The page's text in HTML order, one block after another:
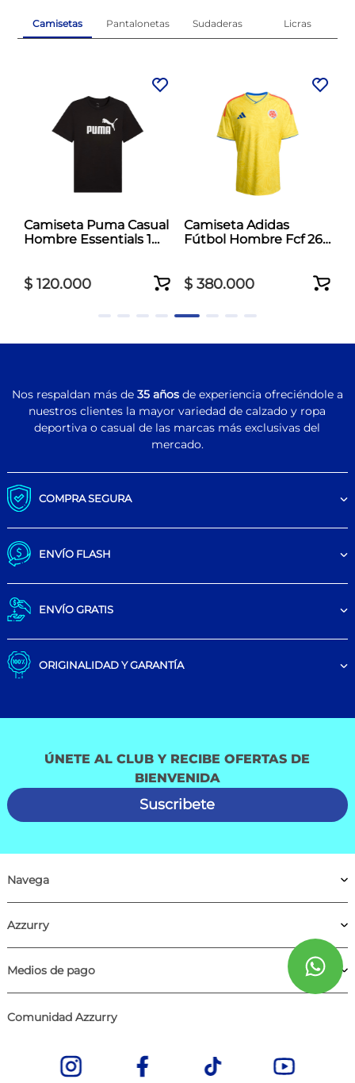
Camisetas Pantalonetas Sudaderas Licras
Camiseta Puma Casual
Hombre Essentials 1
$ 120.000
Camiseta Adidas
Fútbol Hombre Fcf 26
$ 380.000
Nos respaldan más de 35 añosde experiencia ofreciéndole a
nuestros clientes la mayor variedad de calzado y ropa
deportiva o casual de las marcas más exclusivas del
mercado.
COMPRA SEGURA
ENVÍO FLASH
ENVÍO GRATIS
ORIGINALIDAD Y GARANTÍA
ÚNETE AL CLUB Y RECIBE OFERTAS DE
BIENVENIDA
Suscribete
Navega
Azzurry
Medios de pago
Comunidad Azzurry